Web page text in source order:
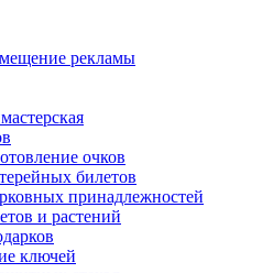
рекламы
очков
билетов
принадлежностей
и растений
ключей